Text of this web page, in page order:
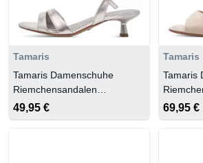
Tamaris
Tamaris Damenschuhe
Riemchensandalen
PLATINUM
49,95 €
Tamaris
Tamaris
69,95 €